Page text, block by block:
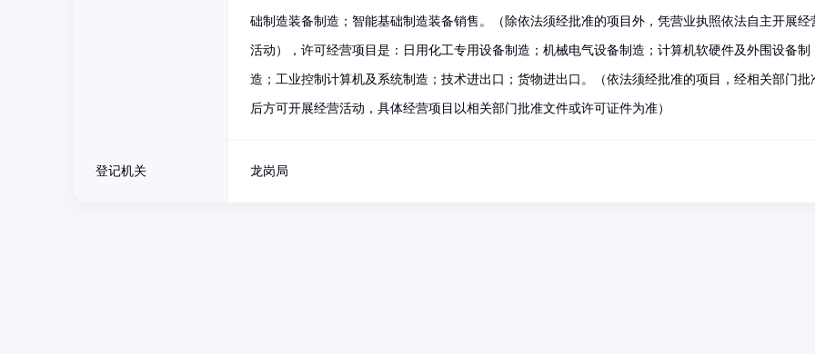
础制造装备制造；智能基础制造装备销售。（除依法须经批准的项目外，凭营业执照依法自主开展经
活动），许可经营项目是：日用化工专用设备制造；机械电气设备制造；计算机软硬件及外围设备制
造；工业控制计算机及系统制造；技术进出口；货物进出口。（依法须经批准的项目，经相关部门批
后方可开展经营活动，具体经营项目以相关部门批准文件或许可证件为准）
登记机关 龙岗局